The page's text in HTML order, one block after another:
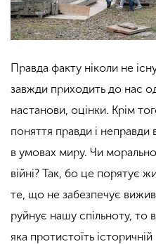
Правда факту ніколи не
завжди приходить до нас
настанови, оцінки. Крім
поняття правди і неправди
в умовах миру. Чи
війні? Так, бо це порятує
те, що не забезпечує
руйнує нашу спільноту,
яка протистоїть історичній